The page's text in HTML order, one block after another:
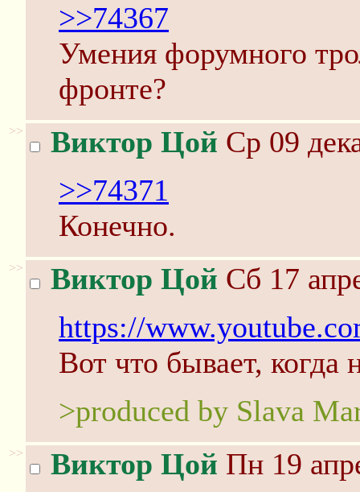
>>74367
Умения форумного
фронте?
>> Виктор Цой Ср 09
>>74371
Конечно.
>> Виктор Цой Сб 17
https://
Вот что бывает, когда
>produced by Slava
>> Виктор Цой Пн 19